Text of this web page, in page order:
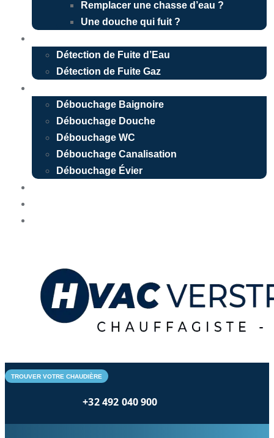
Remplacer une chasse d’eau ?
Une douche qui fuit ?
Détection de Fuite d’Eau
Détection de Fuite Gaz
Débouchage Baignoire
Débouchage Douche
Débouchage WC
Débouchage Canalisation
Débouchage Évier
TROUVER VOTRE CHAUDIÈRE
+32 492 040 900